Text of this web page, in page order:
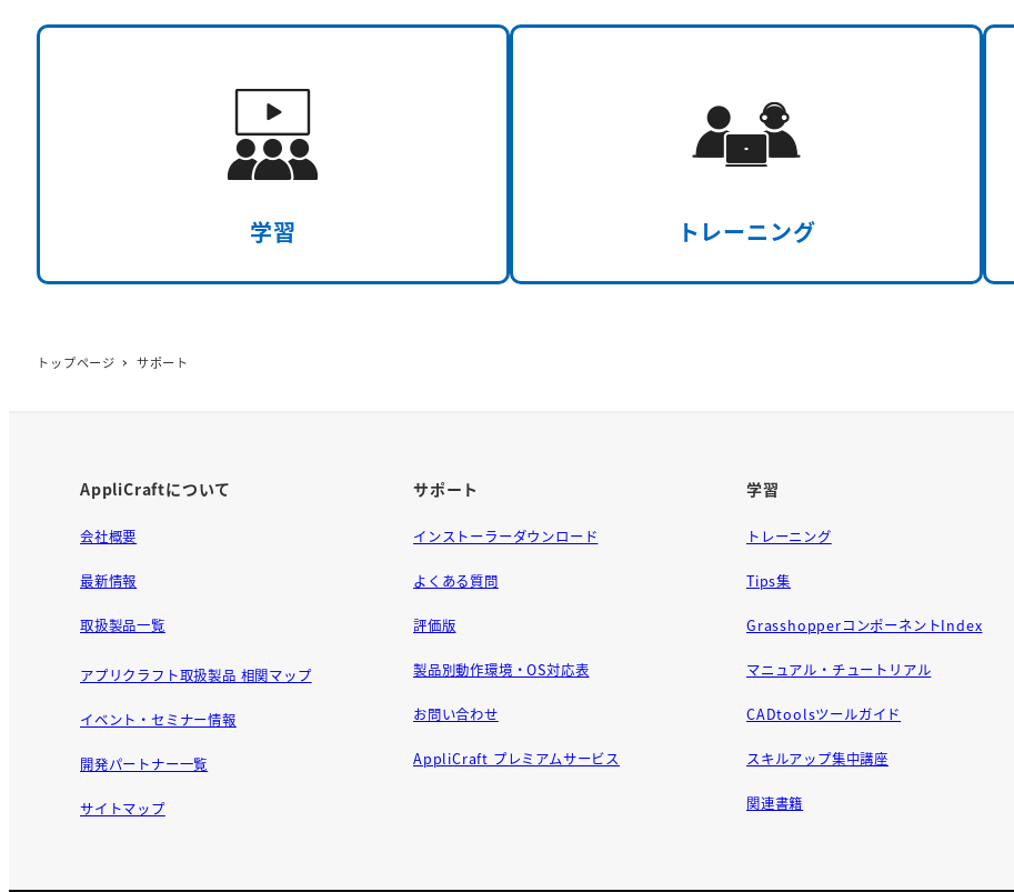
学習 トレーニング
トップページ サポート
AppliCraftについて
会社概要
最新情報
取扱製品一覧
アプリクラフト取扱製品 相関マップ
イベント・セミナー情報
開発パートナー一覧
サイトマップ
サポート
インストーラーダウンロード
よくある質問
評価版
製品別動作環境・OS対応表
お問い合わせ
AppliCraft プレミアムサービス
学習
トレーニング
Tips集
GrasshopperコンポーネントIndex
マニュアル・チュートリアル
CADtoolsツールガイド
スキルアップ集中講座
関連書籍